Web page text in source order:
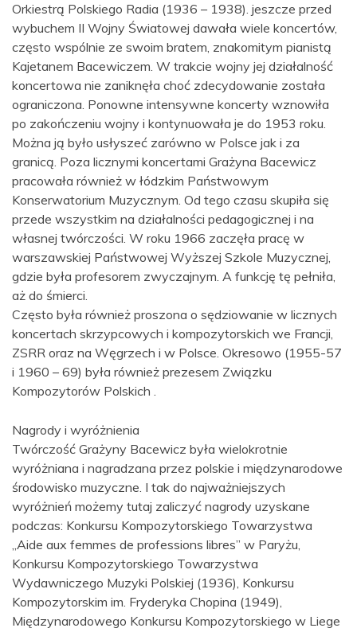
Orkiestrą Polskiego Radia (1936 – 1938). jeszcze przed
wybuchem II Wojny Światowej dawała wiele koncertów,
często wspólnie ze swoim bratem, znakomitym pianistą
Kajetanem Bacewiczem. W trakcie wojny jej działalność
koncertowa nie zaniknęła choć zdecydowanie została
ograniczona. Ponowne intensywne koncerty wznowiła
po zakończeniu wojny i kontynuowała je do 1953 roku.
Można ją było usłyszeć zarówno w Polsce jak i za
granicą. Poza licznymi koncertami Grażyna Bacewicz
pracowała również w łódzkim Państwowym
Konserwatorium Muzycznym. Od tego czasu skupiła się
przede wszystkim na działalności pedagogicznej i na
własnej twórczości. W roku 1966 zaczęła pracę w
warszawskiej Państwowej Wyższej Szkole Muzycznej,
gdzie była profesorem zwyczajnym. A funkcję tę pełniła,
aż do śmierci.
Często była również proszona o sędziowanie w licznych
koncertach skrzypcowych i kompozytorskich we Francji,
ZSRR oraz na Węgrzech i w Polsce. Okresowo (1955-57
i 1960 – 69) była również prezesem Związku
Kompozytorów Polskich .
Nagrody i wyróżnienia
Twórczość Grażyny Bacewicz była wielokrotnie
wyróżniana i nagradzana przez polskie i międzynarodowe
środowisko muzyczne. I tak do najważniejszych
wyróżnień możemy tutaj zaliczyć nagrody uzyskane
podczas: Konkursu Kompozytorskiego Towarzystwa
„Aide aux femmes de professions libres” w Paryżu,
Konkursu Kompozytorskiego Towarzystwa
Wydawniczego Muzyki Polskiej (1936), Konkursu
Kompozytorskim im. Fryderyka Chopina (1949),
Międzynarodowego Konkursu Kompozytorskiego w Liege